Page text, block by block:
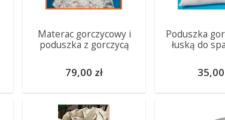
Materac gorczycowy i
poduszka z gorczycą
79,00 zł
Poduszka
łuską do
35,00